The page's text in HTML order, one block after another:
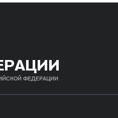
ФЕДЕРАЦИИ